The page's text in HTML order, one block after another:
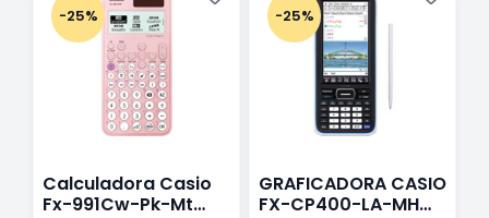
-25%
Calculadora Casio
Fx-991Cw-Pk-Mt
-25%
GRAFICADORA CASIO
FX-CP400-LA-MH